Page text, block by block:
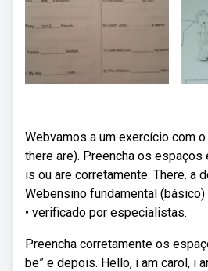
Webvamos a um exercício com
there are). Preencha os espaços
is ou are corretamente. There. a
Webensino fundamental
• verificado por especialistas.
Preencha corretamente os
be” e depois. Hello, i am carol, i